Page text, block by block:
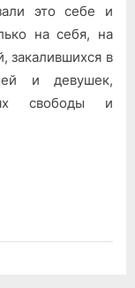
это себе и
на себя, на
закалившихся в
и девушек,
свободы и